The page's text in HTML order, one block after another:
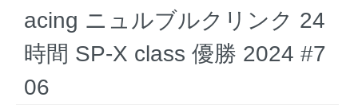
acing ニュルブルクリンク 24
時間 SP-X class 優勝 2024 #7
06